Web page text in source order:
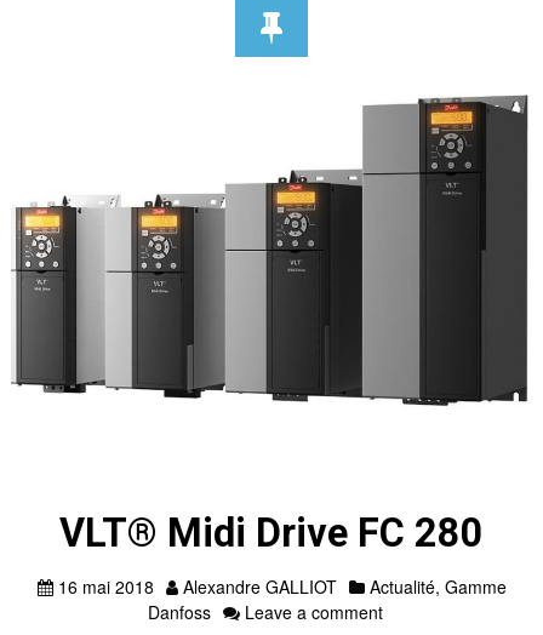
VLT® Midi Drive FC 280
16 mai 2018 Alexandre GALLIOT Actualité, Gamme
Danfoss
Leave a comment